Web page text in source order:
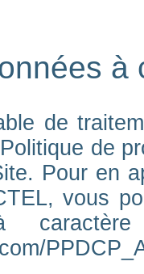
à
de
de
Pour en
vous